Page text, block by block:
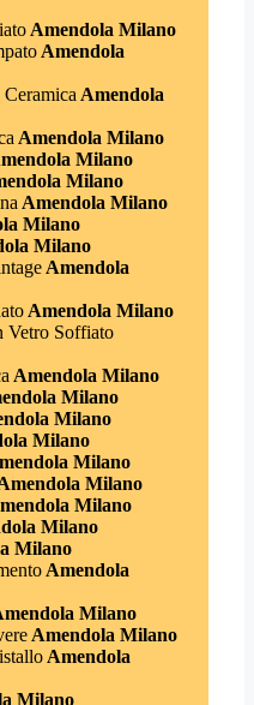
Amendola Milano
Amendola
Amendola
Amendola Milano
Milano
Milano
Amendola Milano
Milano
Milano
Amendola
Amendola Milano
Vetro Soffiato
Amendola Milano
Milano
Milano
Milano
Milano
Milano
Milano
Milano
Milano
Amendola
Milano
Amendola Milano
Amendola
Milano